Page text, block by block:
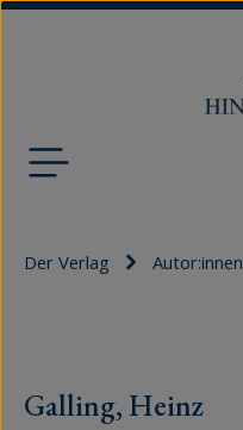
Der Verlag Autor:innen
Galling, Heinz